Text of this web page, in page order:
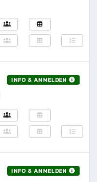
INFO & ANMELDEN
INFO & ANMELDEN